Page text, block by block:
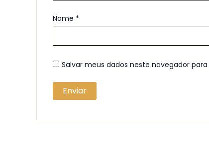
Nome *
Salvar meus dados neste navegador